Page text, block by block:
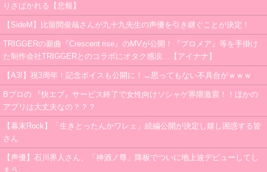
りさばかれる【悲報】
【SideM】比留間俊哉さんが九十九先生の声優を引き継ぐことが決定！
TRIGGERの新曲『Crescent rise』のMVが公開！『プロメア』等を手掛け
た制作会社TRIGGERとのコラボにオタク感涙…【アイナナ】
【A3!】祝3周年！記念ボイスも公開に！→思ってもない不具合がｗｗｗ
Bプロの 『快エブ』サービス終了で女性向けソシャゲ界隈激震！！ほかの
アプリは大丈夫なの？？？
【幕末Rock】「生きとったんかワレェ」続編公開が決定し嬉し困惑する皆
さん
【声優】石川界人さん、「神酒ノ尊」降板でついに地上波デビューしてし
まう…